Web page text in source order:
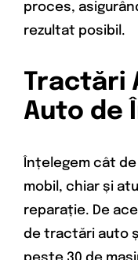
proces,
rezultat posibil.
Tractări
Auto de
Înțelegem cât
mobil, chiar și
reparație. De
de tractări auto